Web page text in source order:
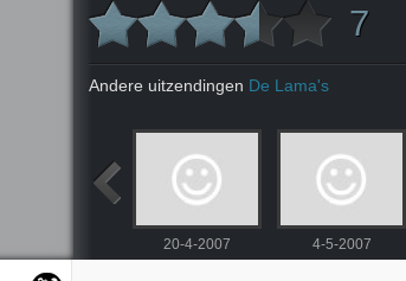
7
Andere uitzendingen De Lama's
20-4-2007 4-5-2007